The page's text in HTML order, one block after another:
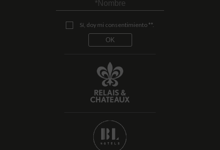
Sí, doy mi consentimiento **.